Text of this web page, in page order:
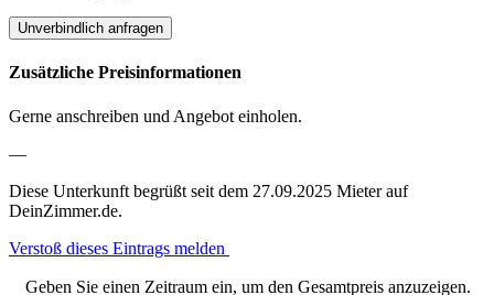
Unverbindlich anfragen
Zusätzliche Preisinformationen
Gerne anschreiben und Angebot einholen.
—
Diese Unterkunft begrüßt seit dem 27.09.2025 Mieter auf
DeinZimmer.de.
Verstoß dieses Eintrags melden
Geben Sie einen Zeitraum ein, um den Gesamtpreis anzuzeigen.